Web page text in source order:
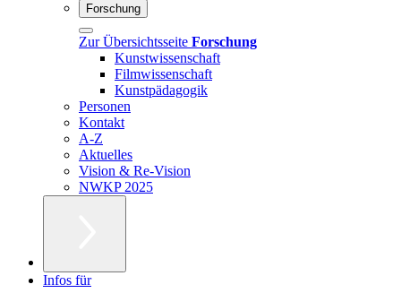
Forschung
Zur Übersichtsseite Forschung
Kunstwissenschaft
Filmwissenschaft
Kunstpädagogik
Personen
Kontakt
A-Z
Aktuelles
Vision & Re-Vision
NWKP 2025
Infos für